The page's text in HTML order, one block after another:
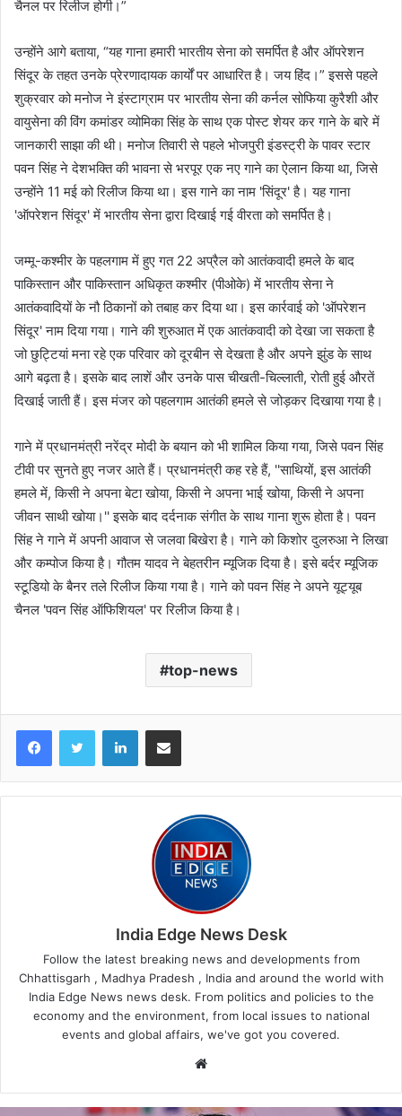
चैनल पर रिलीज होगी।”
उन्होंने आगे बताया, “यह गाना हमारी भारतीय सेना को समर्पित है और ऑपरेशन
सिंदूर के तहत उनके प्रेरणादायक कार्यों पर आधारित है। जय हिंद।” इससे पहले
शुक्रवार को मनोज ने इंस्टाग्राम पर भारतीय सेना की कर्नल सोफिया कुरैशी और
वायुसेना की विंग कमांडर व्योमिका सिंह के साथ एक पोस्ट शेयर कर गाने के बारे में
जानकारी साझा की थी। मनोज तिवारी से पहले भोजपुरी इंडस्ट्री के पावर स्टार
पवन सिंह ने देशभक्ति की भावना से भरपूर एक नए गाने का ऐलान किया था, जिसे
उन्होंने 11 मई को रिलीज किया था। इस गाने का नाम 'सिंदूर' है। यह गाना
'ऑपरेशन सिंदूर' में भारतीय सेना द्वारा दिखाई गई वीरता को समर्पित है।
जम्मू-कश्मीर के पहलगाम में हुए गत 22 अप्रैल को आतंकवादी हमले के बाद
पाकिस्तान और पाकिस्तान अधिकृत कश्मीर (पीओके) में भारतीय सेना ने
आतंकवादियों के नौ ठिकानों को तबाह कर दिया था। इस कार्रवाई को 'ऑपरेशन
सिंदूर' नाम दिया गया। गाने की शुरुआत में एक आतंकवादी को देखा जा सकता है
जो छुट्टियां मना रहे एक परिवार को दूरबीन से देखता है और अपने झुंड के साथ
आगे बढ़ता है। इसके बाद लाशें और उनके पास चीखती-चिल्लाती, रोती हुई औरतें
दिखाई जाती हैं। इस मंजर को पहलगाम आतंकी हमले से जोड़कर दिखाया गया है।
गाने में प्रधानमंत्री नरेंद्र मोदी के बयान को भी शामिल किया गया, जिसे पवन सिंह
टीवी पर सुनते हुए नजर आते हैं। प्रधानमंत्री कह रहे हैं, ''साथियों, इस आतंकी
हमले में, किसी ने अपना बेटा खोया, किसी ने अपना भाई खोया, किसी ने अपना
जीवन साथी खोया।'' इसके बाद दर्दनाक संगीत के साथ गाना शुरू होता है। पवन
सिंह ने गाने में अपनी आवाज से जलवा बिखेरा है। गाने को किशोर दुलरुआ ने लिखा
और कम्पोज किया है। गौतम यादव ने बेहतरीन म्यूजिक दिया है। इसे बर्दर म्यूजिक
स्टूडियो के बैनर तले रिलीज किया गया है। गाने को पवन सिंह ने अपने यूट्यूब
चैनल 'पवन सिंह ऑफिशियल' पर रिलीज किया है।
top-news
LinkedInShare via Email
India Edge News Desk
Follow the latest breaking news and developments from
Chhattisgarh , Madhya Pradesh , India and around the world with
India Edge News news desk. From politics and policies to the
economy and the environment, from local issues to national
events and global affairs, we've got you covered.
Website